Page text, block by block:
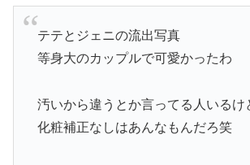
テテとジェニの流出写真
等身大のカップルで可愛かったわ
汚いから違うとか言ってる人いるけ
化粧補正なしはあんなもんだろ笑